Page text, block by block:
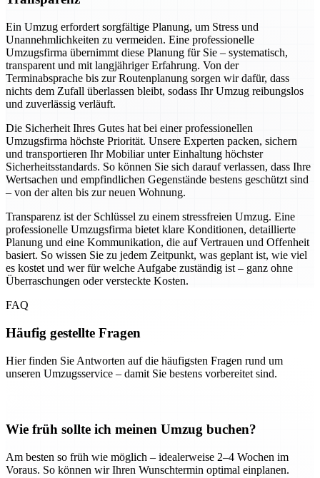
Ein Umzug erfordert sorgfältige Planung, um Stress und
Unannehmlichkeiten zu vermeiden. Eine professionelle
Umzugsfirma übernimmt diese Planung für Sie – systematisch,
transparent und mit langjähriger Erfahrung. Von der
Terminabsprache bis zur Routenplanung sorgen wir dafür, dass
nichts dem Zufall überlassen bleibt, sodass Ihr Umzug reibungslos
und zuverlässig verläuft.
Die Sicherheit Ihres Gutes hat bei einer professionellen
Umzugsfirma höchste Priorität. Unsere Experten packen, sichern
und transportieren Ihr Mobiliar unter Einhaltung höchster
Sicherheitsstandards. So können Sie sich darauf verlassen, dass Ihre
Wertsachen und empfindlichen Gegenstände bestens geschützt sind
– von der alten bis zur neuen Wohnung.
Transparenz ist der Schlüssel zu einem stressfreien Umzug. Eine
professionelle Umzugsfirma bietet klare Konditionen, detaillierte
Planung und eine Kommunikation, die auf Vertrauen und Offenheit
basiert. So wissen Sie zu jedem Zeitpunkt, was geplant ist, wie viel
es kostet und wer für welche Aufgabe zuständig ist – ganz ohne
Überraschungen oder versteckte Kosten.
FAQ
Häufig gestellte Fragen
Hier finden Sie Antworten auf die häufigsten Fragen rund um
unseren Umzugsservice – damit Sie bestens vorbereitet sind.
Wie früh sollte ich meinen Umzug buchen?
Am besten so früh wie möglich – idealerweise 2–4 Wochen im
Voraus. So können wir Ihren Wunschtermin optimal einplanen.